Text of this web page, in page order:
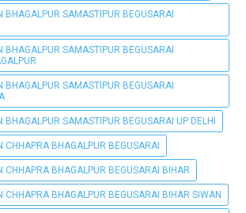
BHAGALPUR SAMASTIPUR BEGUSARAI
BHAGALPUR SAMASTIPUR BEGUSARAI
BHAGALPUR SAMASTIPUR BEGUSARAI
BHAGALPUR SAMASTIPUR BEGUSARAI UP DELHI
CHHAPRA BHAGALPUR BEGUSARAI
CHHAPRA BHAGALPUR BEGUSARAI BIHAR
CHHAPRA BHAGALPUR BEGUSARAI BIHAR SIWAN